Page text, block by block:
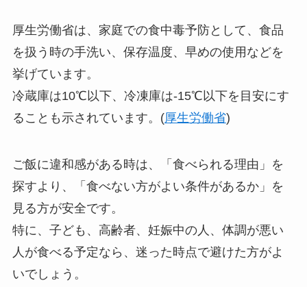
厚生労働省は、家庭での食中毒予防として、食品
を扱う時の手洗い、保存温度、早めの使用などを
挙げています。
冷蔵庫は10℃以下、冷凍庫は-15℃以下を目安にす
ることも示されています。(厚生労働省)
ご飯に違和感がある時は、「食べられる理由」を
探すより、「食べない方がよい条件があるか」を
見る方が安全です。
特に、子ども、高齢者、妊娠中の人、体調が悪い
人が食べる予定なら、迷った時点で避けた方がよ
いでしょう。